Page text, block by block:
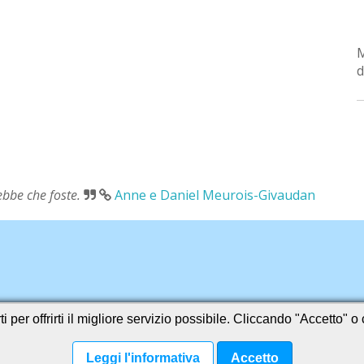
che foste. Anne e Daniel Meurois-Givaudan
per offrirti il migliore servizio possibile. Cliccando "Accetto"
Leggi l'informativa Accetto